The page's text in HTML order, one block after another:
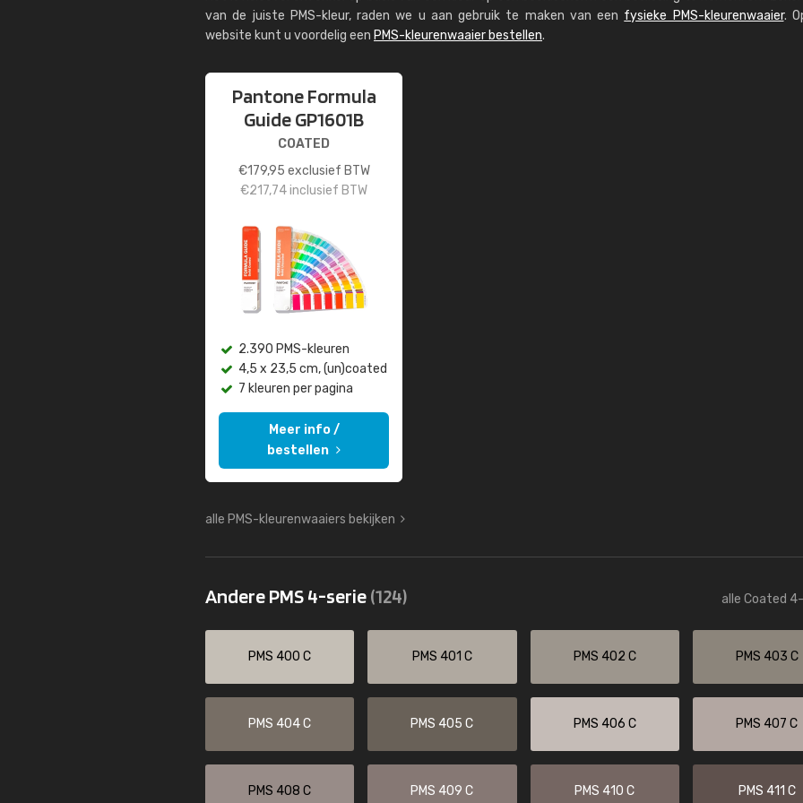
van de juiste PMS-kleur, raden we u aan gebruik te maken van een fysieke PMS-kleurenwaaier.
website kunt u voordelig een PMS-kleurenwaaier bestellen.
Pantone Formula
Guide GP1601B
COATED
€179,95 exclusief BTW
€217,74inclusief BTW
2.390 PMS-kleuren
4,5 x 23,5 cm, (un)coated
7 kleuren per pagina
Meer info /
bestellen
alle PMS-kleurenwaaiers bekijken
Andere PMS 4-serie(124) alle Coated
PMS 400 C PMS 401 C PMS 402 C PMS 403 C
PMS 404 C PMS 405 C PMS 406 C PMS 407 C
PMS 408 C PMS 409 C PMS 410 C PMS 411 C